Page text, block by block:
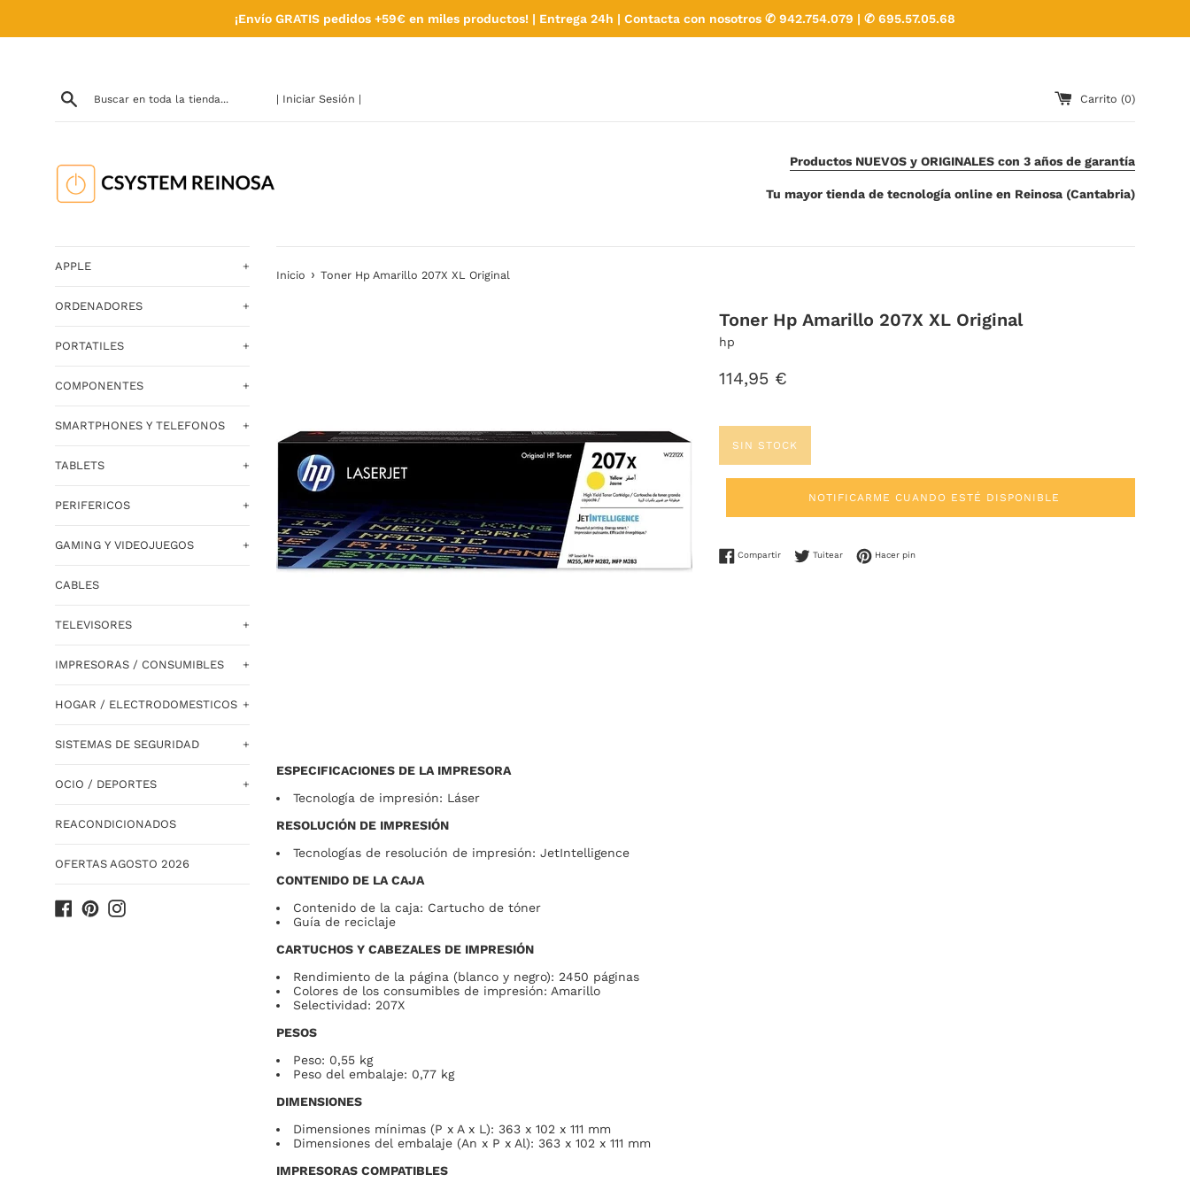
¡Envío GRATIS pedidos +59€ en miles productos! | Entrega 24h | Contacta con nosotros ✆ 942.754.079 | ✆ 695.57.05.68
| Iniciar Sesión | Carrito (0)
Productos NUEVOS y ORIGINALES con 3 años de garantía
Tu mayor tienda de tecnología online en Reinosa (Cantabria)
APPLE +
ORDENADORES +
PORTATILES +
COMPONENTES +
SMARTPHONES Y TELEFONOS +
TABLETS +
PERIFERICOS +
GAMING Y VIDEOJUEGOS +
CABLES
TELEVISORES +
IMPRESORAS / CONSUMIBLES +
HOGAR / ELECTRODOMESTICOS +
SISTEMAS DE SEGURIDAD +
OCIO / DEPORTES +
REACONDICIONADOS
OFERTAS AGOSTO 2026
Facebook
PinterestInstagram
Inicio › Toner Hp Amarillo 207X XL Original
Toner Hp Amarillo 207X XL Original
hp
Precio
114,95 €
SIN STOCK
NOTIFICARME CUANDO ESTÉ DISPONIBLE
CompartirCompartir en Facebook
TuitearTuitear en Twitter
Hacer pinPinear en Pinterest
ESPECIFICACIONES DE LA IMPRESORA
Tecnología de impresión: Láser
RESOLUCIÓN DE IMPRESIÓN
Tecnologías de resolución de impresión: JetIntelligence
CONTENIDO DE LA CAJA
Contenido de la caja: Cartucho de tóner
Guía de reciclaje
CARTUCHOS Y CABEZALES DE IMPRESIÓN
Rendimiento de la página (blanco y negro): 2450 páginas
Colores de los consumibles de impresión: Amarillo
Selectividad: 207X
PESOS
Peso: 0,55 kg
Peso del embalaje: 0,77 kg
DIMENSIONES
Dimensiones mínimas (P x A x L): 363 x 102 x 111 mm
Dimensiones del embalaje (An x P x Al): 363 x 102 x 111 mm
IMPRESORAS COMPATIBLES